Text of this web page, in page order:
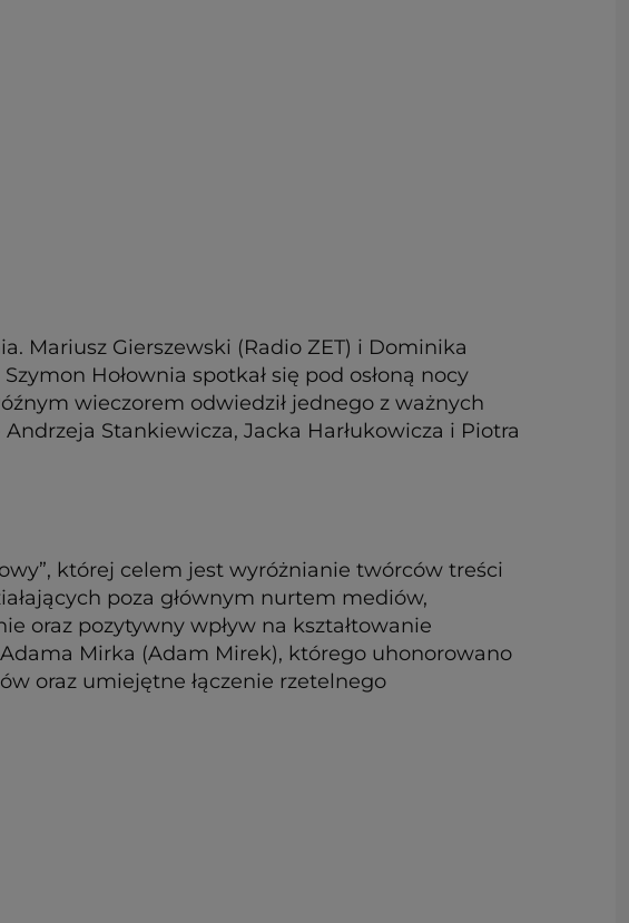
Mariusz Gierszewski (Radio ZET) i Dominika
Hołownia spotkał się pod osłoną nocy
wieczorem odwiedził jednego z ważnych
Stankiewicza, Jacka Harłukowicza i Piotra
której celem jest wyróżnianie twórców treści
poza głównym nurtem mediów,
oraz pozytywny wpływ na kształtowanie
Mirka (Adam Mirek), którego uhonorowano
oraz umiejętne łączenie rzetelnego